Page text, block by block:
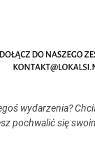
wydarzenia?
pochwalić się